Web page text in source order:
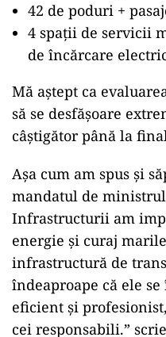
42 de poduri +
4 spații de servicii
de încărcare
Mă aștept ca
să se desfășoare
câștigător până la
Așa cum am spus și
mandatul de
Infrastructurii am
energie și curaj
infrastructură de
îndeaproape că ele
eficient și
cei responsabili.”